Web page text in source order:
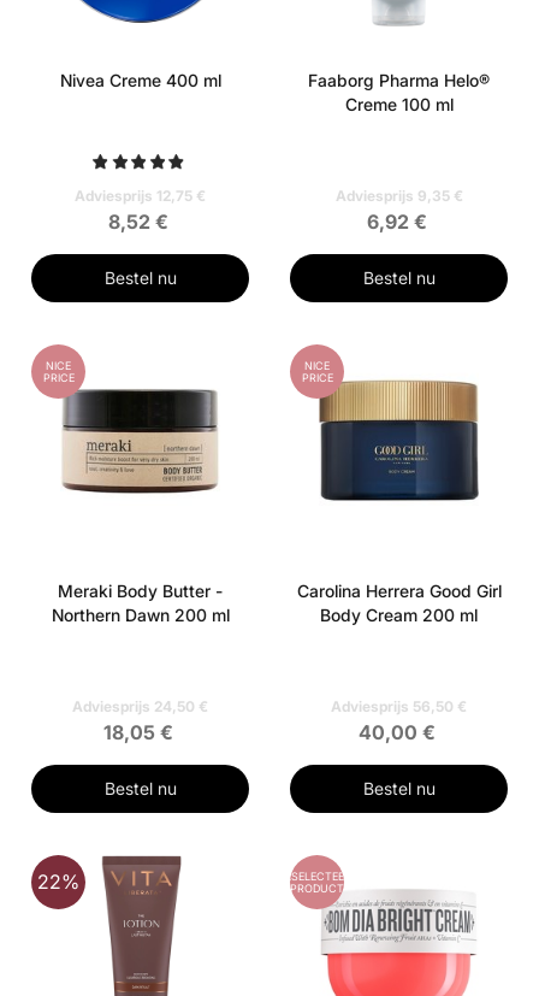
Nivea Creme 400 ml
Adviesprijs 12,75 €
8,52 €
Bestel nu
Faaborg Pharma Helo®
Creme 100 ml
Adviesprijs 9,35 €
6,92 €
Bestel nu
NICE
PRICE
Meraki Body Butter -
Northern Dawn 200 ml
Adviesprijs 24,50 €
18,05 €
Bestel nu
NICE
PRICE
Carolina Herrera Good Girl
Body Cream 200 ml
Adviesprijs 56,50 €
40,00 €
Bestel nu
22%
GESELECTEERD
PRODUCT